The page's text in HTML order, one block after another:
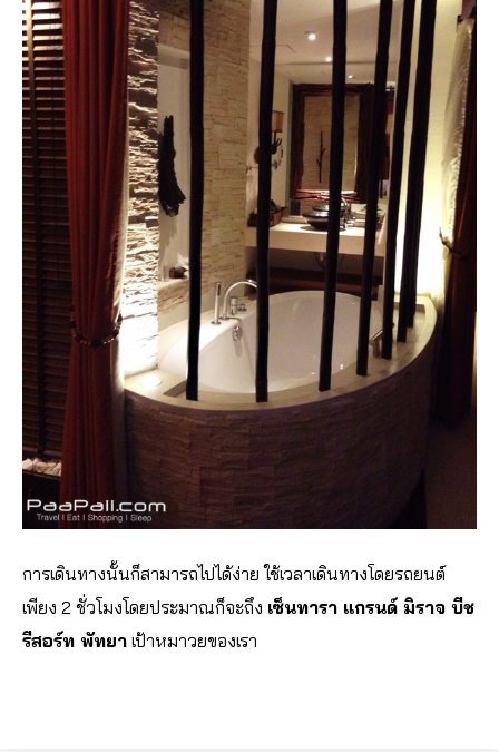
การเดินทางนั้นก็สามารถไปได้ง่าย ใช้เวลาเดินทางโดยรถยนต์
เพียง 2 ชั่วโมงโดยประมาณก็จะถึง เซ็นทารา แกรนด์ มิราจ บีช
รีสอร์ท พัทยา เป้าหมาวยของเรา